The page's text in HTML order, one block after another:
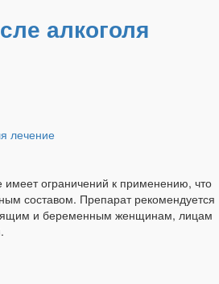
алкоголя
имеет ограничений к применению, что
составом. Препарат рекомендуется
и беременным женщинам, лицам